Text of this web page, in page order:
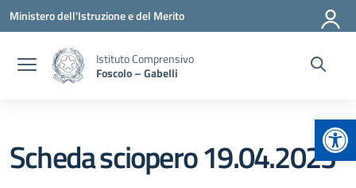
Vai ai contenuti
Vai al menu di navigazione
Vai al footer
Ministero dell'Istruzione e del Merito
Istituto Comprensivo
Foscolo – Gabelli
Scheda sciopero 19.04.2023